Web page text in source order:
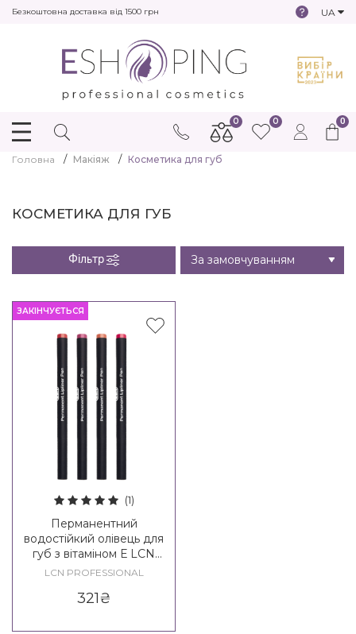
Безкоштовна доставка від 1500 грн UA
0
0 0
Головна Макіяж Косметика для губ
КОСМЕТИКА ДЛЯ ГУБ
Фільтр
ЗАКІНЧУЄТЬСЯ
(1)
Перманентний
водостійкий олівець для
губ з вітаміном Е LCN
Permanent Lipliner Pen
LCN PROFESSIONAL
321₴